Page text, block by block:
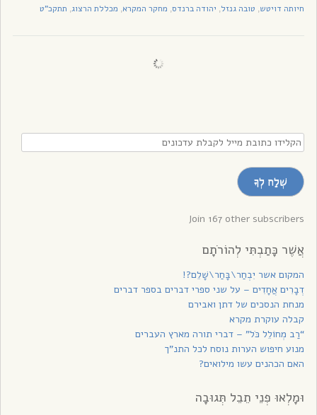
חיותה דויטש, טובה גנזל, יהודה ברנדס, מחקר המקרא, מכללת הרצוג, תתקכ"ט
הקלידו
כתובת
מייל
לקבלת
עדכונים
שְׁלַח לְךָ
Join 167 other subscribers
אֲשֶׁר כָּתַבְתִּי לְהוֹרֹתָם
המקום אשר יִבְחַר\בָּחַר\שָׁלֵם?!
דְבָרִים אֲחָדִים – על שני ספרי דברים בספר דברים
מנחת הנסכים של דתן ואבירם
קבלה עוקרת מקרא
“רַב מְחוֹלֵל כֹּל” – דברי תורה מארץ העברים
מנוע חיפוש הערות נוסח לכל התנ”ך
האם הכהנים עשו מילואים?
וּמָלְאוּ פְנֵי תֵבֵל תְּגוּבָה